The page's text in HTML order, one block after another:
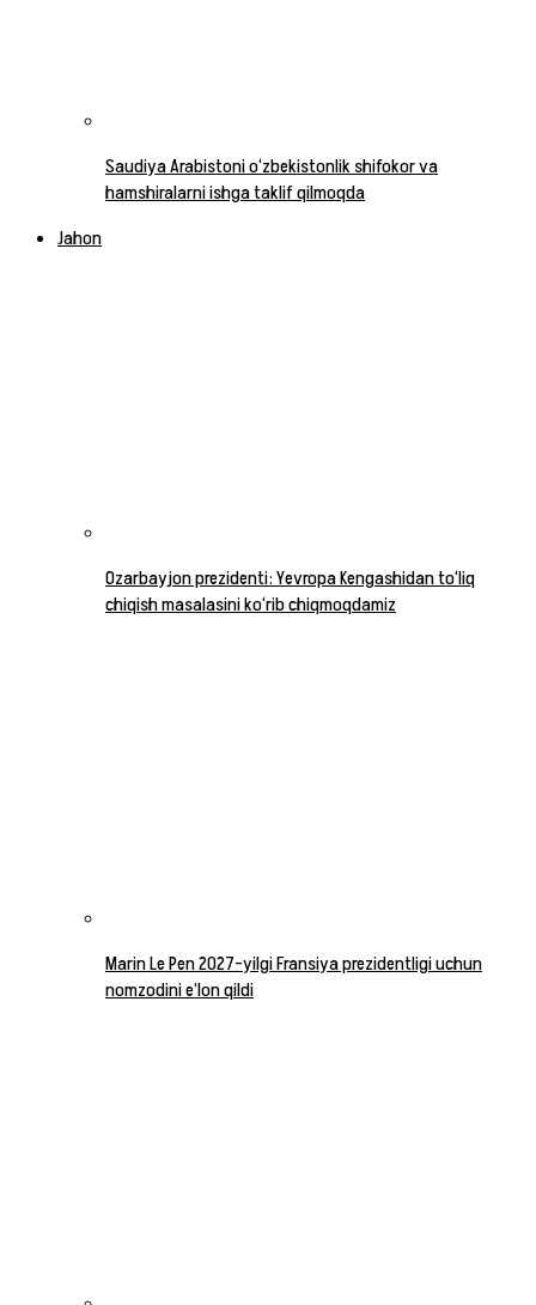
Saudiya Arabistoni o‘zbekistonlik shifokor va
hamshiralarni ishga taklif qilmoqda
Jahon
Ozarbayjon prezidenti: Yevropa Kengashidan to‘liq
chiqish masalasini ko‘rib chiqmoqdamiz
Marin Le Pen 2027-yilgi Fransiya prezidentligi uchun
nomzodini e’lon qildi